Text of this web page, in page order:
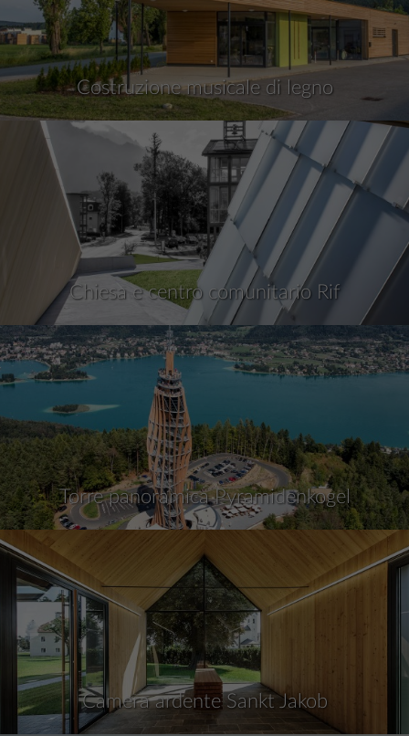
Costruzione musicale di legno
Chiesa e centro comunitario Rif
Torre panoramica Pyramidenkogel
Camera ardente Sankt Jakob